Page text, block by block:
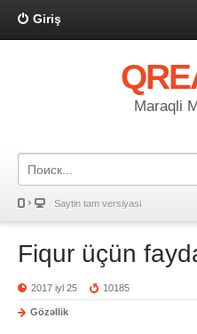
Giriş
Maraqli
Saytin tam versiyasi
Fiqur üçün
2017 iyl 25 10185
Gözəllik